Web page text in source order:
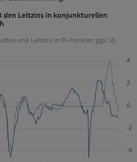
den Leitzins in konjunkturellen
und Leitzins in %-Punkten ggü. Vj.
-4
-2
0
2
4